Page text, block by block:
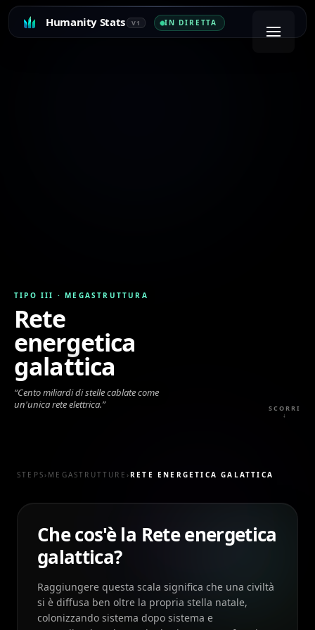
Humanity Stats V1 IN DIRETTA
TIPO III ·MEGASTRUTTURA
Rete
energetica
galattica
“Cento miliardi di stelle cablate come
un'unica rete elettrica.” SCORRI
↓
STEPS › MEGASTRUTTURE › RETE ENERGETICA GALATTICA
Che cos'è la Rete energetica
galattica?
Raggiungere questa scala significa che una civiltà
si è diffusa ben oltre la propria stella natale,
colonizzando sistema dopo sistema e